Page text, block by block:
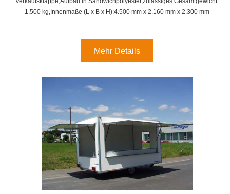
1.500 kg, Innenmaße (L x B x H):4.500 mm x 2.160 mm x 2.300 mm
Mehr Details